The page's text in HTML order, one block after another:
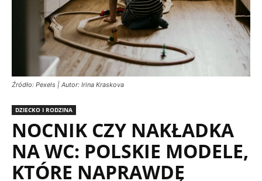
Źródło: Pexels | Autor: Irina Kraskova
DZIECKO I RODZINA
NOCNIK CZY NAKŁADKA
NA WC: POLSKIE MODELE,
KTÓRE NAPRAWDĘ